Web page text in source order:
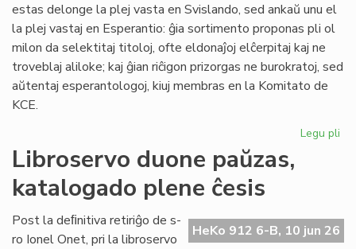
estas delonge la plej vasta en Svislando, sed ankaŭ unu el
la plej vastaj en Esperantio: ĝia sortimento proponas pli ol
milon da selektitaj titoloj, ofte eldonaĵoj elĉerpitaj kaj ne
troveblaj aliloke; kaj ĝian riĉigon prizorgas ne burokratoj, sed
aŭtentaj esperantologoj, kiuj membras en la Komitato de
KCE.
Legu pli
la
Libroservo duone paŭzas,
katalogado plene ĉesis
HeKo 912 6-B, 10 jun 26
Post la deﬁnitiva retiriĝo de s-
ro Ionel Onet, pri la libroservo